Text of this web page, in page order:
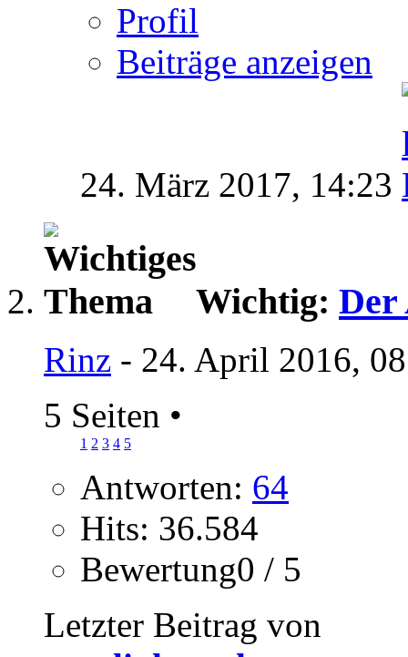
Profil
Beiträge anzeigen
24. März 2017, 14:23
Wichtig: Der
Rinz - 24. April 2016,
5 Seiten •
1 2 3 4 5
Antworten: 64
Hits: 36.584
Bewertung0 / 5
Letzter Beitrag von